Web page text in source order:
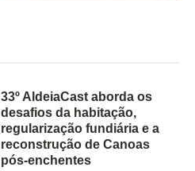
33º AldeiaCast aborda os
desafios da habitação,
regularização fundiária e a
reconstrução de Canoas
pós-enchentes